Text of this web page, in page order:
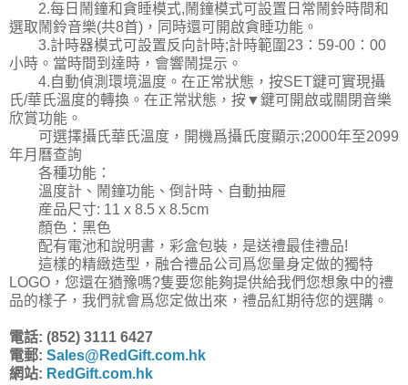
2.每日鬧鐘和貪睡模式,鬧鐘模式可設置日常鬧鈴時間和
選取鬧鈴音樂(共8首)，同時還可開啟貪睡功能。
3.計時器模式可設置反向計時;計時範圍23：59-00：00
小時。當時間到達時，會響鬧提示。
4.自動偵測環境溫度。在正常狀態，按SET鍵可實現攝
氏/華氏溫度的轉換。在正常狀態，按▼鍵可開啟或關閉音樂
欣賞功能。
可選擇攝氏華氏溫度，開機爲攝氏度顯示;2000年至2099
年月曆查詢
各種功能：
溫度計、鬧鐘功能、倒計時、自動抽屜
産品尺寸: 11 x 8.5 x 8.5cm
顏色：黑色
配有電池和說明書，彩盒包裝，是送禮最佳禮品!
這樣的精緻造型，融合禮品公司爲您量身定做的獨特
LOGO，您還在猶豫嗎?隻要您能夠提供給我們您想象中的禮
品的樣子，我們就會爲您定做出來，禮品紅期待您的選購。
電話: (852) 3111 6427
電郵: Sales@RedGift.com.hk
網站: RedGift.com.hk